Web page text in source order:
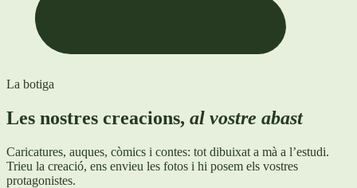
La botiga
Les nostres creacions, al vostre abast
Caricatures, auques, còmics i contes: tot dibuixat a mà a l’estudi.
Trieu la creació, ens envieu les fotos i hi posem els vostres
protagonistes.